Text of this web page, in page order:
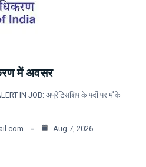
में अवसर
IN JOB: अप्रेटिसशिप के पदों पर मौके
Aug 7, 2026